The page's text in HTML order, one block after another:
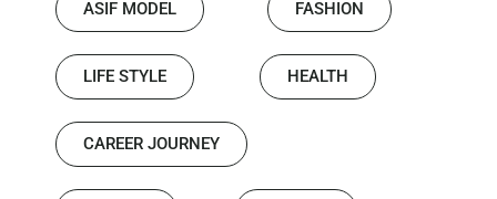
ASIF MODEL FASHION
LIFE STYLE HEALTH
CAREER JOURNEY